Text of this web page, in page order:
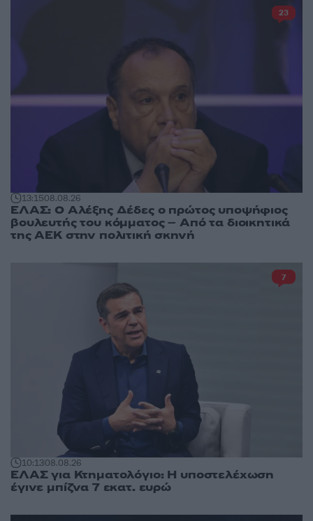
13:1508.08.26
ΕΛΑΣ: Ο Αλέξης Δέδες ο πρώτος υποψήφιος
βουλευτής του κόμματος – Από τα διοικητικά
της ΑΕΚ στην πολιτική σκηνή
23
10:1308.08.26
ΕΛΑΣ για Κτηματολόγιο: Η υποστελέχωση
έγινε μπίζνα 7 εκατ. ευρώ
7